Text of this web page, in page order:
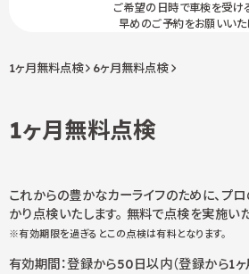
1ヶ月無料点検 6ヶ月無料点検
ご希望の日時で車検を受け
早めのご予約をお願いいた
1ヶ月無料点検
これからの豊かなカーライフのために、プ
かり点検いたします。 無料で点検を実施いた
※有効期限を過ぎるとこの点検は有料となります。
有効期間：登録から50日以内（登録から1